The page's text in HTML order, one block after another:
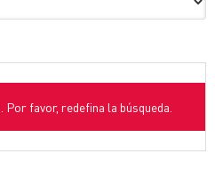
favor, redefina la búsqueda.